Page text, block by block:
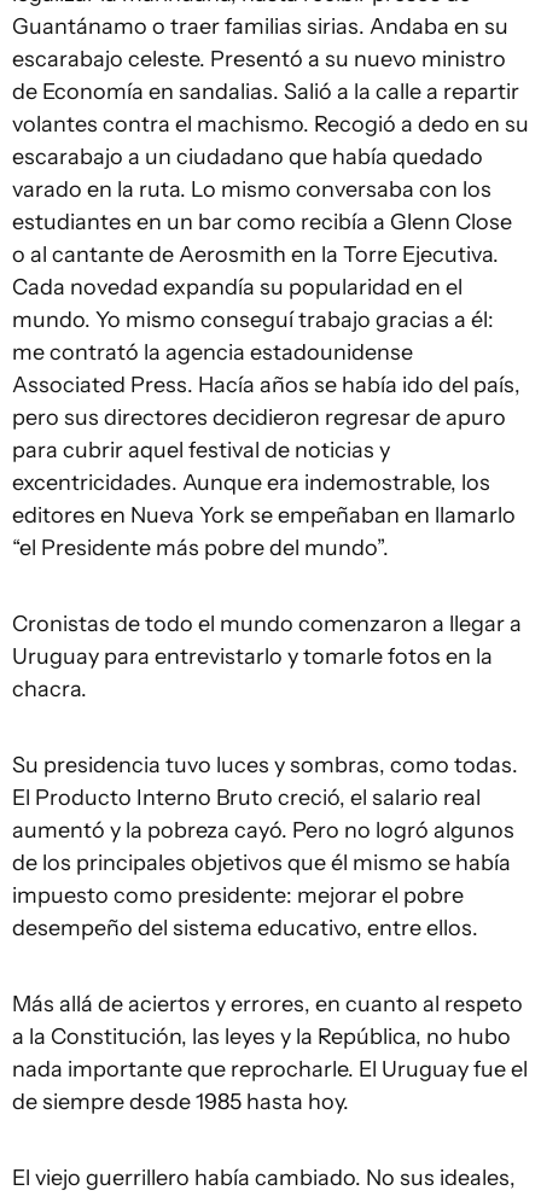
Guantánamo o traer familias sirias. Andaba en su
escarabajo celeste. Presentó a su nuevo ministro
de Economía en sandalias. Salió a la calle a repartir
volantes contra el machismo. Recogió a dedo en su
escarabajo a un ciudadano que había quedado
varado en la ruta. Lo mismo conversaba con los
estudiantes en un bar como recibía a Glenn Close
o al cantante de Aerosmith en la Torre Ejecutiva.
Cada novedad expandía su popularidad en el
mundo. Yo mismo conseguí trabajo gracias a él:
me contrató la agencia estadounidense
Associated Press. Hacía años se había ido del país,
pero sus directores decidieron regresar de apuro
para cubrir aquel festival de noticias y
excentricidades. Aunque era indemostrable, los
editores en Nueva York se empeñaban en llamarlo
“el Presidente más pobre del mundo”.
Cronistas de todo el mundo comenzaron a llegar a
Uruguay para entrevistarlo y tomarle fotos en la
chacra.
Su presidencia tuvo luces y sombras, como todas.
El Producto Interno Bruto creció, el salario real
aumentó y la pobreza cayó. Pero no logró algunos
de los principales objetivos que él mismo se había
impuesto como presidente: mejorar el pobre
desempeño del sistema educativo, entre ellos.
Más allá de aciertos y errores, en cuanto al respeto
a la Constitución, las leyes y la República, no hubo
nada importante que reprocharle. El Uruguay fue el
de siempre desde 1985 hasta hoy.
El viejo guerrillero había cambiado. No sus ideales,